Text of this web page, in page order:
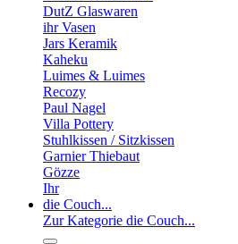
DutZ Glaswaren
ihr Vasen
Jars Keramik
Kaheku
Luimes & Luimes
Recozy
Paul Nagel
Villa Pottery
Stuhlkissen / Sitzkissen
Garnier Thiebaut
Gözze
Ihr
die Couch...
Zur Kategorie die Couch...